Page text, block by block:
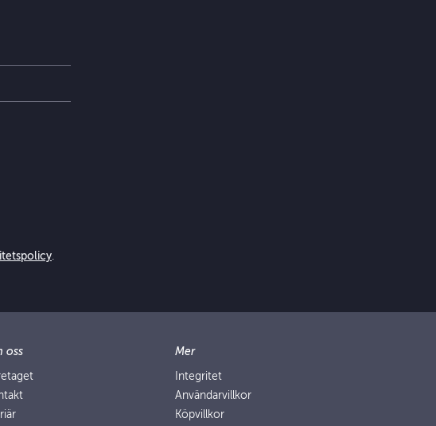
.
oss Mer
Integritet
Användarvillkor
Köpvillkor